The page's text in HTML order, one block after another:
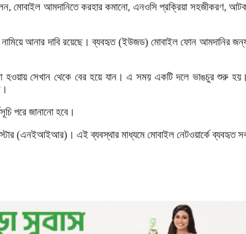
বলেন, মোবাইল আমদানিতে করহার কমানো, এনওসি প্রক্রিয়া সহজীকরণ,
নামিয়ে আনার দাবি রয়েছে। ব্যবহৃত (ইউজড) মোবাইল ফোন আমদানির
হওয়ায় সেখান থেকে বের হয়ে যান। এ সময় একটি দলে ভাঙচুর শুরু
পরে জানানো হবে।
(এনইআইআর)। এই ব্যবস্থার মাধ্যমে মোবাইল নেটওয়ার্কে ব্যবহৃত